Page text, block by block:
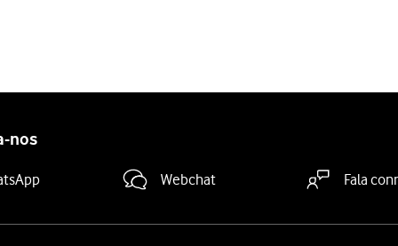
nos
Webchat Fala